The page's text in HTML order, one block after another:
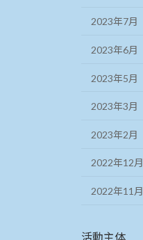
2023年7月
2023年6月
2023年5月
2023年3月
2023年2月
2022年12月
2022年11月
活動主体